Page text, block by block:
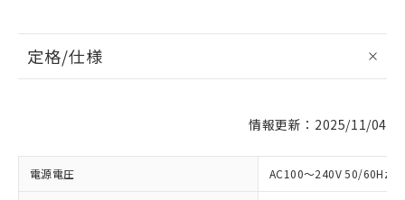
定格/仕様
情報更新：2025/11/04
電源電圧 AC100～240V 50/60Hz